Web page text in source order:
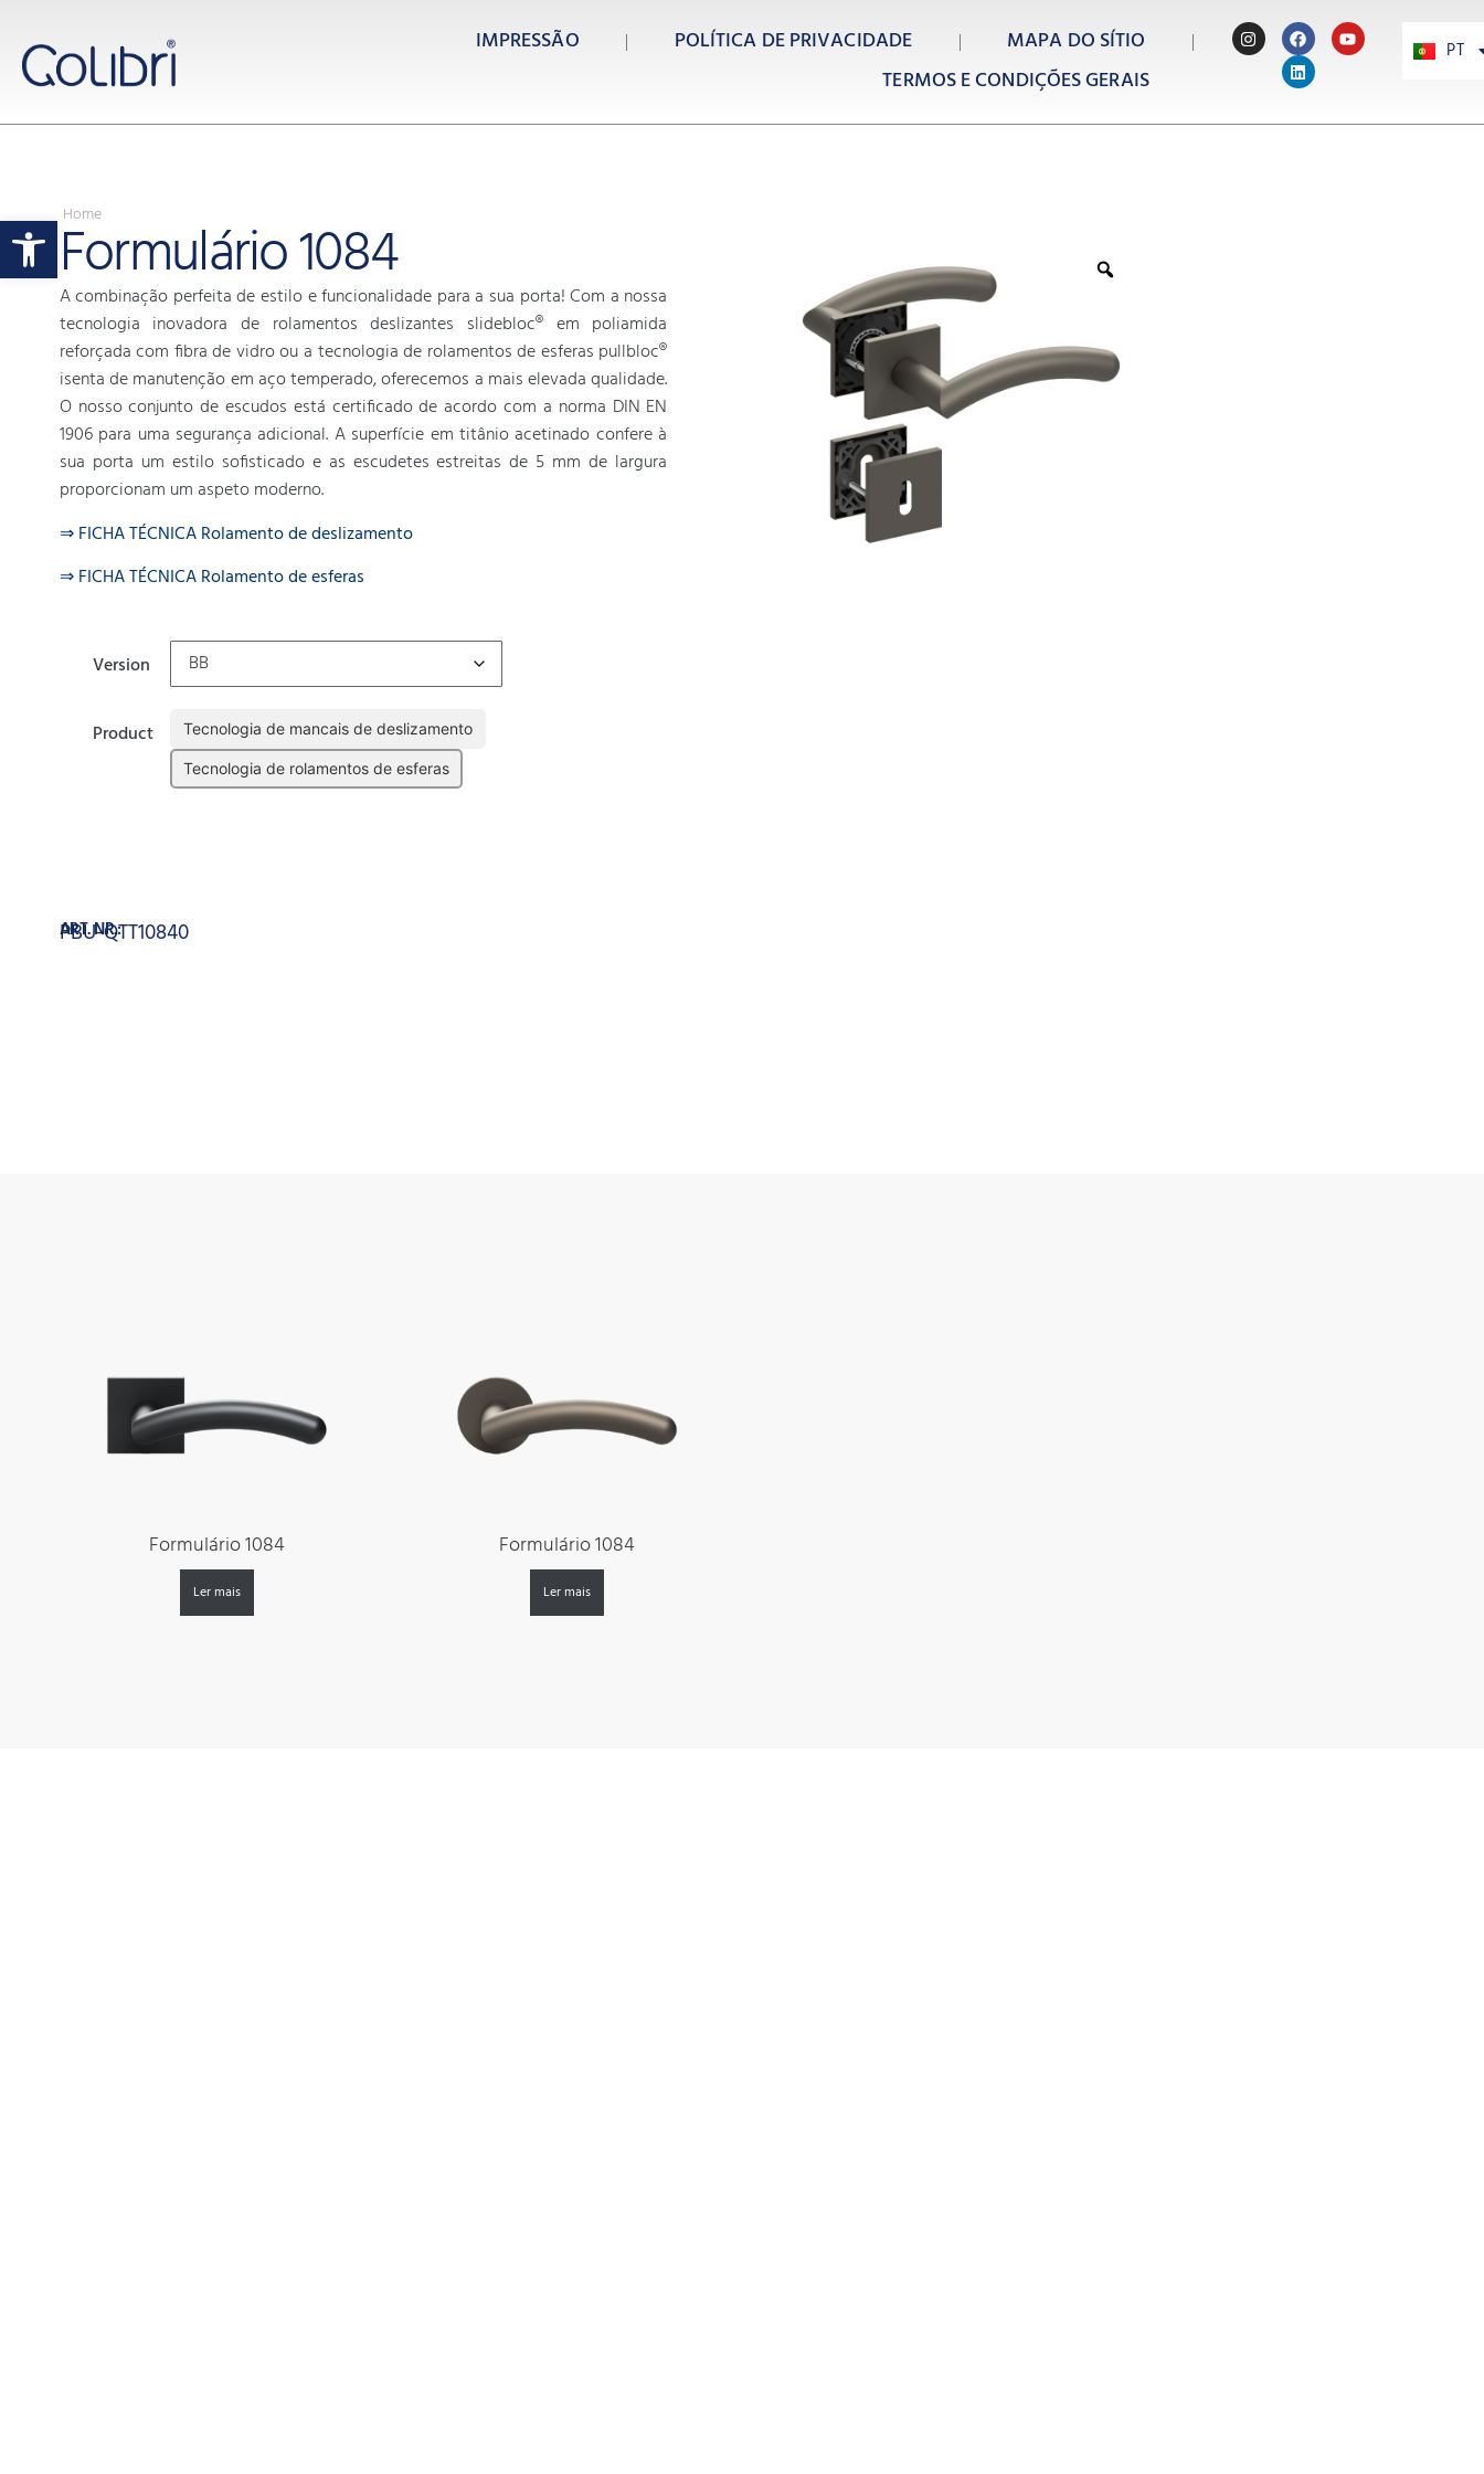
Open toolbar
IMPRESSÃO POLÍTICA DE PRIVACIDADE
MAPA DO SÍTIO
TERMOS E CONDIÇÕES GERAIS
PT
PL
Home
Formulário 1084
A combinação perfeita de estilo e funcionalidade para a sua porta! Com a nossa
tecnologia inovadora de rolamentos deslizantes slidebloc® em poliamida
reforçada com fibra de vidro ou a tecnologia de rolamentos de esferas pullbloc®
isenta de manutenção em aço temperado, oferecemos a mais elevada qualidade.
O nosso conjunto de escudos está certificado de acordo com a norma DIN EN
1906 para uma segurança adicional. A superfície em titânio acetinado confere à
sua porta um estilo sofisticado e as escudetes estreitas de 5 mm de largura
proporcionam um aspeto moderno.
⇒ FICHA TÉCNICA Rolamento de deslizamento
⇒ FICHA TÉCNICA Rolamento de esferas
Version
Product Tecnologia de mancais de deslizamento
Tecnologia de rolamentos de esferas
ART. NR.:
PBU-QTT10840
Formulário 1084
Ler mais
Formulário 1084
Ler mais